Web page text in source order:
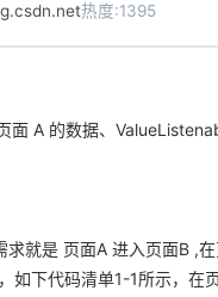
热度:1395
面 A 的数据、
就是 页面A 进入页面B ,
如下代码清单1-1所示，